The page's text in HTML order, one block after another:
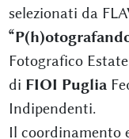
selezionati da
Fotografico
di FIOI Puglia
Indipendenti.
Il coordinamento